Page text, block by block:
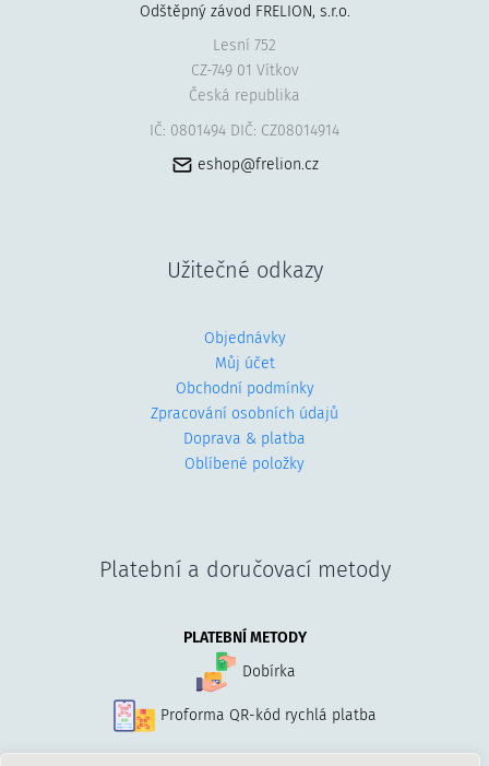
Odštěpný závod FRELION, s.r.o.
Lesní 752
CZ-749 01 Vítkov
Česká republika
IČ: 0801494 DIČ: CZ08014914
eshop@frelion.cz
Užitečné odkazy
Objednávky
Můj účet
Obchodní podmínky
Zpracování osobních údajů
Doprava & platba
Oblíbené položky
Platební a doručovací metody
PLATEBNÍ METODY
Dobírka
Proforma QR-kód rychlá platba